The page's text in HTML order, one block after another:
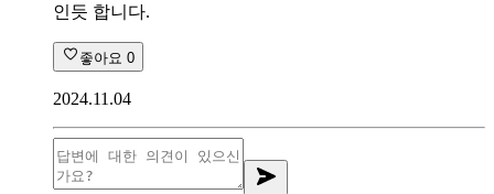
인듯 합니다.
좋아요 0
2024.11.04